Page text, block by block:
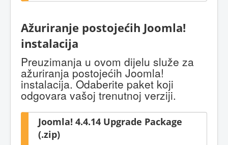
Ažuriranje postojećih Joomla!
instalacija
Preuzimanja u ovom dijelu služe za
ažuriranja postojećih Joomla!
instalacija. Odaberite paket koji
odgovara vašoj trenutnoj verziji.
Joomla! 4.4.14 Upgrade Package
(.zip)